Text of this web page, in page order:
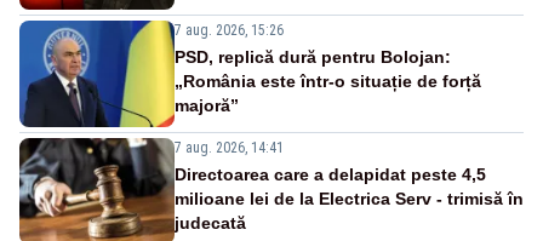
7 aug. 2026, 15:26
PSD, replică dură pentru Bolojan:
„România este într-o situație de forță
majoră”
7 aug. 2026, 14:41
Directoarea care a delapidat peste 4,5
milioane lei de la Electrica Serv - trimisă în
judecată